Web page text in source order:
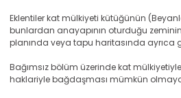
Eklentiler kat mülkiyeti kütüğünün
bunlardan anayapının oturduğu
planında veya tapu haritasında ayrıca
Bağımsız bölüm üzerinde kat
haklariyle bağdaşması mümkün